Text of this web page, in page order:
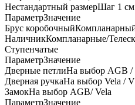
Нестандартный размерШаг 1 см
ПараметрЗначение
Брус коробочный
НаличникКомпланарные/
Ступенчатые
ПараметрЗначение
Дверные петлиНа выбор AGB /
Дверная ручкаНа выбор Vela /
ЗамокНа выбор AGB/ Vela
ПараметрЗначение